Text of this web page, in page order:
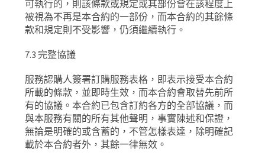
可執行的，則該條款或規定或其部份會在該程度上
被視為不再是本合約的一部份，而本合約的其餘條
款和規定則不受影響，仍須繼續執行。
7.3 完整協議
服務認購人簽署訂購服務表格，即表示接受本合約
所載的條款，並即時生效，而本合約會取替先前所
有的協議。本合約已包含訂約各方的全部協議，而
與本服務有關的所有其他聲明，事實陳述和保證，
無論是明確的或含蓄的，不管怎樣表達，除明確記
載於本合約者外，其餘一律無效。